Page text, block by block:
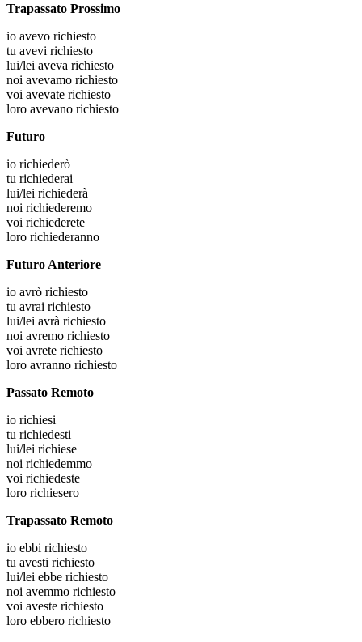
Trapassato Prossimo
io avevo richiesto
tu avevi richiesto
lui/lei aveva richiesto
noi avevamo richiesto
voi avevate richiesto
loro avevano richiesto
Futuro
io richiederò
tu richiederai
lui/lei richiederà
noi richiederemo
voi richiederete
loro richiederanno
Futuro Anteriore
io avrò richiesto
tu avrai richiesto
lui/lei avrà richiesto
noi avremo richiesto
voi avrete richiesto
loro avranno richiesto
Passato Remoto
io richiesi
tu richiedesti
lui/lei richiese
noi richiedemmo
voi richiedeste
loro richiesero
Trapassato Remoto
io ebbi richiesto
tu avesti richiesto
lui/lei ebbe richiesto
noi avemmo richiesto
voi aveste richiesto
loro ebbero richiesto